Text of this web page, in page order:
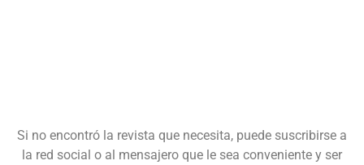
Si no encontró la revista que necesita, puede suscribirse a
la red social o al mensajero que le sea conveniente y ser